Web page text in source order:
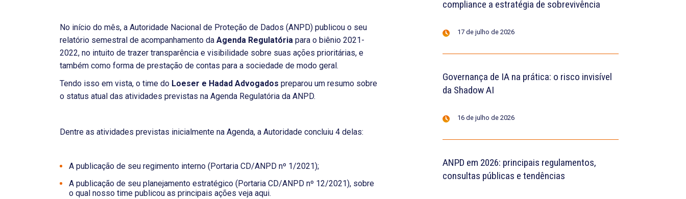
No início do mês, a Autoridade Nacional de Proteção de Dados (ANPD) publicou o seu
relatório semestral de acompanhamento da Agenda Regulatória para o biênio 2021-
2022, no intuito de trazer transparência e visibilidade sobre suas ações prioritárias, e
também como forma de prestação de contas para a sociedade de modo geral.
Tendo isso em vista, o time do Loeser e Hadad Advogados preparou um resumo sobre
o status atual das atividades previstas na Agenda Regulatória da ANPD.
Dentre as atividades previstas inicialmente na Agenda, a Autoridade concluiu 4 delas:
A publicação de seu regimento interno (Portaria CD/ANPD nº 1/2021);
A publicação de seu planejamento estratégico (Portaria CD/ANPD nº 12/2021), sobre
o qual nosso time publicou as principais ações veja aqui.
compliance a estratégia de sobrevivência
17 de julho de 2026
Governança de IA na prática: o risco invisível
da Shadow AI
16 de julho de 2026
ANPD em 2026: principais regulamentos,
consultas públicas e tendências